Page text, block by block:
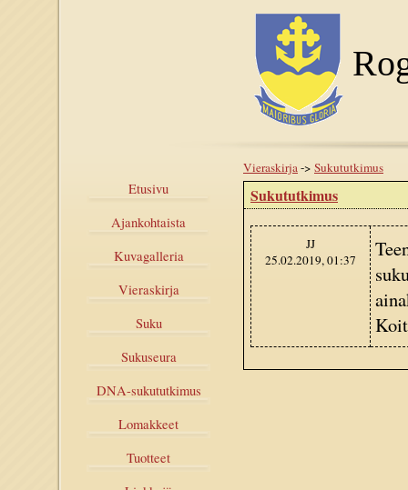
Etusivu
Ajankohtaista
Kuvagalleria
Vieraskirja
Suku
Sukuseura
DNA-sukututkimus
Lomakkeet
Tuotteet
Vieraskirja-> Sukututkimus
Sukututkimus
JJ
25.02.2019, 01:37